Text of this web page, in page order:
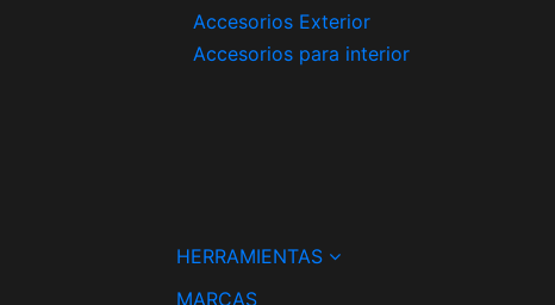
Accesorios Exterior
Accesorios para interior
HERRAMIENTAS
MARCAS